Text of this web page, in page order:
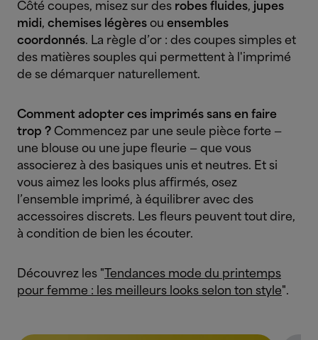
Côté coupes, misez sur des robes fluides, jupes
midi, chemises légères ou ensembles
coordonnés. La règle d’or : des coupes simples et
des matières souples qui permettent à l'imprimé
de se démarquer naturellement.
Comment adopter ces imprimés sans en faire
trop ? Commencez par une seule pièce forte —
une blouse ou une jupe fleurie — que vous
associerez à des basiques unis et neutres. Et si
vous aimez les looks plus affirmés, osez
l’ensemble imprimé, à équilibrer avec des
accessoires discrets. Les fleurs peuvent tout dire,
à condition de bien les écouter.
Découvrez les " Tendances mode du printemps
pour femme : les meilleurs looks selon ton style".